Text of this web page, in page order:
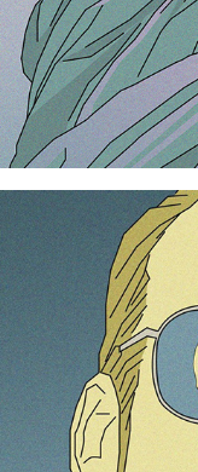
Emmanuel